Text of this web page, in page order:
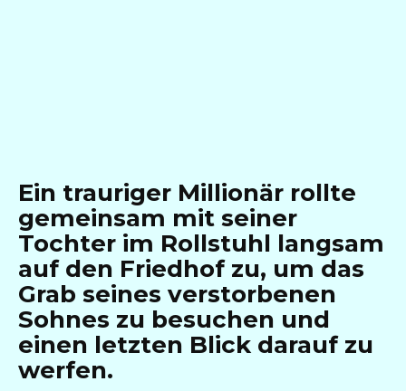
Ein trauriger Millionär rollte
gemeinsam mit seiner
Tochter im Rollstuhl langsam
auf den Friedhof zu, um das
Grab seines verstorbenen
Sohnes zu besuchen und
einen letzten Blick darauf zu
werfen.